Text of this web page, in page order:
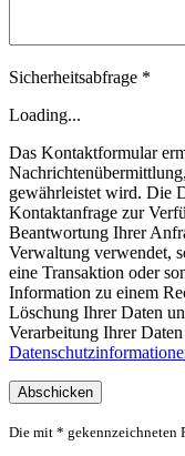
Sicherheitsabfrage *
Loading...
Das Kontaktformular
gewährleistet wird. Die
Kontaktanfrage zur
Beantwortung Ihrer
Verwaltung verwendet,
eine Transaktion oder
Information zu einem
Löschung Ihrer Daten
Verarbeitung Ihrer
Die mit * gekennzeichneten